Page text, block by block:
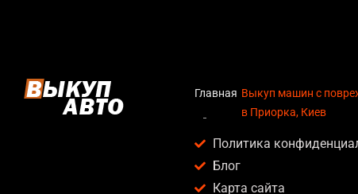
Кому подойдет выкуп машин с
Услуга выкуп машин с повреждениями в Приорка, Киев
Владельцев автомобилей после аварии, когда
Главная Выкуп машин с
в Приорка, Киев
Политика
Блог
Карта сайта